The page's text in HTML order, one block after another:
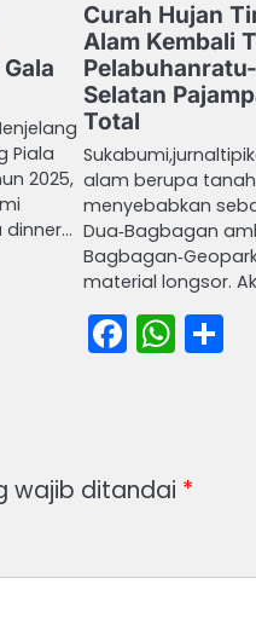
Piala
2025,
dinner…
Curah Hujan
Alam Kembali
Selatan
Total
alam berupa
menyebabkan
Dua‑Bagbagan
material longsor.
wajib ditandai *